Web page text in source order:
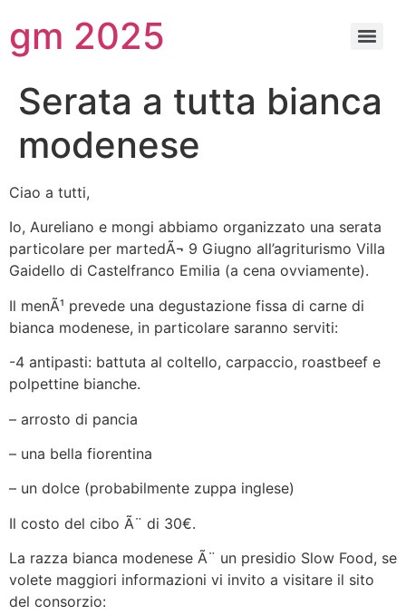
gm 2025
Serata a tutta bianca
modenese
Ciao a tutti,
Io, Aureliano e mongi abbiamo organizzato una serata
particolare per martedÃ¬ 9 Giugno all’agriturismo Villa
Gaidello di Castelfranco Emilia (a cena ovviamente).
Il menÃ¹ prevede una degustazione fissa di carne di
bianca modenese, in particolare saranno serviti:
-4 antipasti: battuta al coltello, carpaccio, roastbeef e
polpettine bianche.
– arrosto di pancia
– una bella fiorentina
– un dolce (probabilmente zuppa inglese)
Il costo del cibo Ã¨ di 30€.
La razza bianca modenese Ã¨ un presidio Slow Food, se
volete maggiori informazioni vi invito a visitare il sito
del consorzio: